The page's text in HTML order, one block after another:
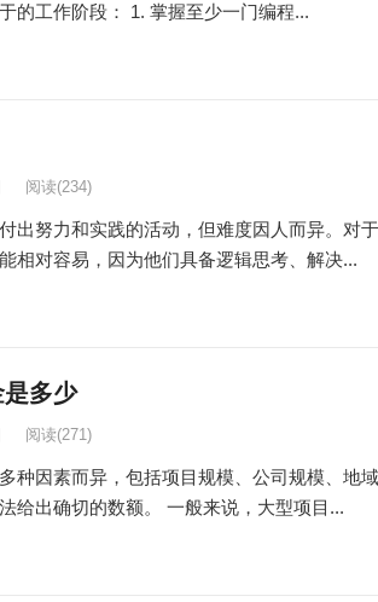
的工作阶段： 1. 掌握至少一门编程...
阅读(234)
出努力和实践的活动，但难度因人而异。对
相对容易，因为他们具备逻辑思考、解决...
多少
阅读(271)
种因素而异，包括项目规模、公司规模、地
给出确切的数额。 一般来说，大型项目...